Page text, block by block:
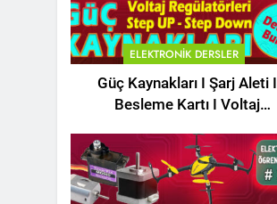
ELEKTRONIK DERSLER
Güç Kaynakları I Şarj Aleti I
Besleme Kartı I Voltaj